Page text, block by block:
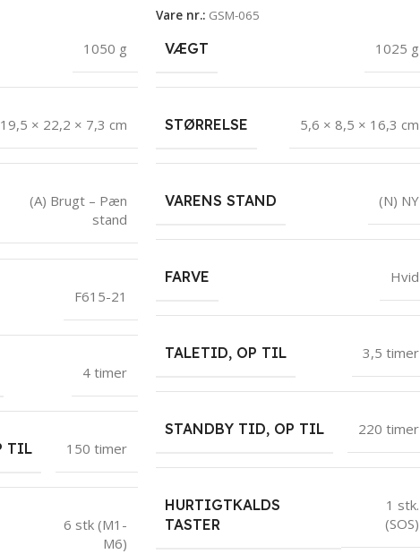
1050 g
19,5 × 22,2 × 7,3 cm
(A) Brugt – Pæn
stand
F615-21
4 timer
TIL 150 timer
6 stk (M1-
M6)
Vare nr.: GSM-065
VÆGT 1025 g
STØRRELSE 5,6 × 8,5 × 16,3 cm
VARENS STAND (N) NY
FARVE Hvid
TALETID, OP TIL 3,5 timer
STANDBY TID, OP TIL 220 timer
HURTIGTKALDS
TASTER
1 stk.
(SOS)